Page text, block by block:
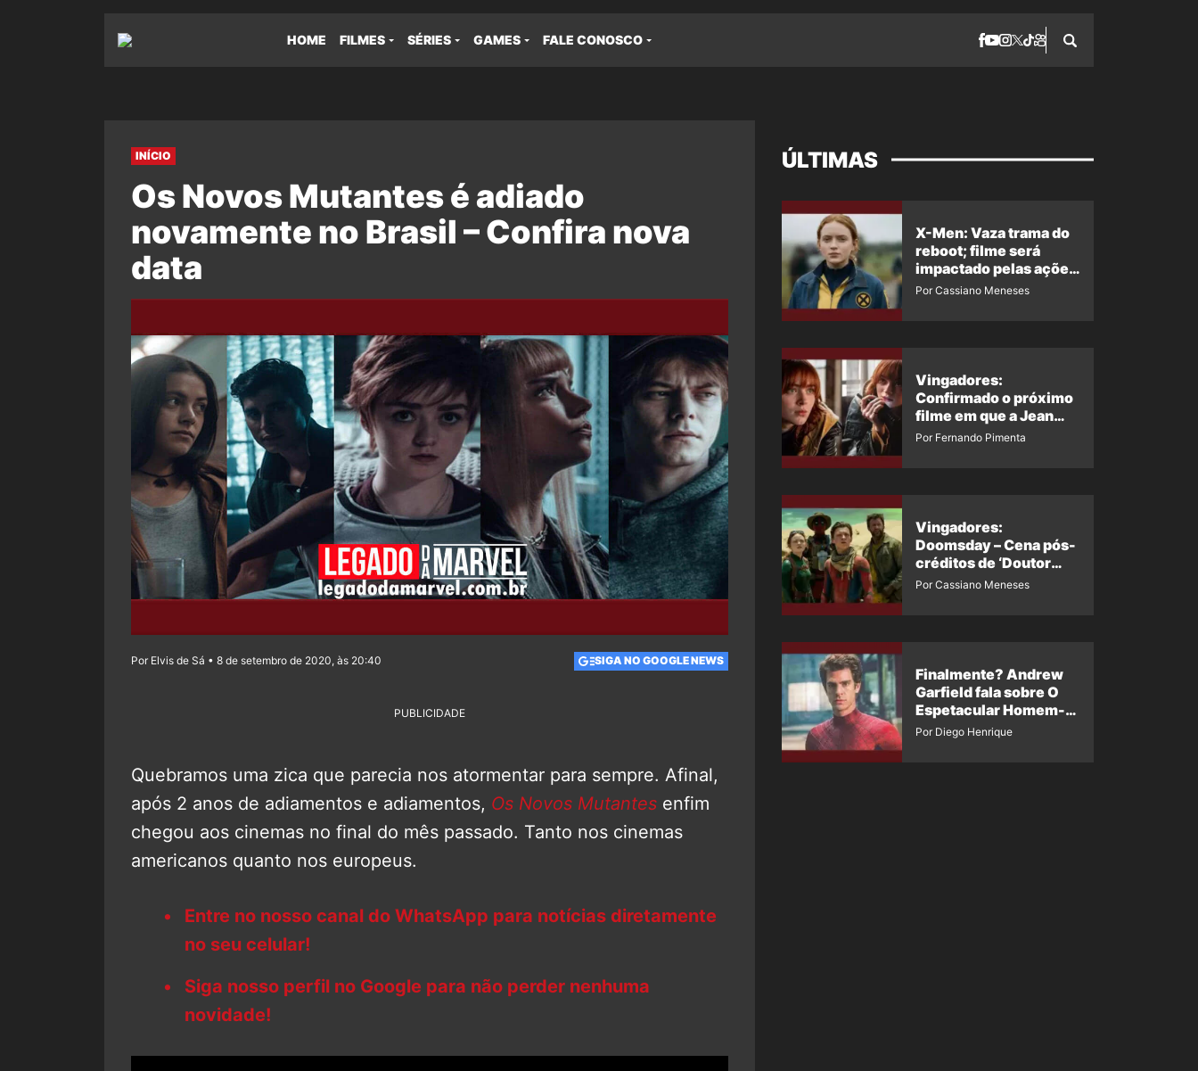
HOME FILMES SÉRIES GAMES FALE CONOSCO
INÍCIO
Os Novos Mutantes é adiado
novamente no Brasil – Confira nova
data
Por Elvis de Sá • 8 de setembro de 2020, às 20:40 SIGA NO GOOGLE NEWS
PUBLICIDADE
Quebramos uma zica que parecia nos atormentar para sempre. Afinal,
após 2 anos de adiamentos e adiamentos, Os Novos Mutantes enfim
chegou aos cinemas no final do mês passado. Tanto nos cinemas
americanos quanto nos europeus.
Entre no nosso canal do WhatsApp para notícias diretamente
no seu celular!
Siga nosso perfil no Google para não perder nenhuma
novidade!
ÚLTIMAS
X-Men: Vaza trama do
reboot; filme será
impactado pelas ações
de Jean Grey em
Por Cassiano Meneses
Vingadores:
Confirmado o próximo
filme em que a Jean
Grey irá aparecer
Por Fernando Pimenta
Vingadores:
Doomsday – Cena pós-
créditos de ‘Doutor
Destino’ é revelada
Por Cassiano Meneses
Finalmente? Andrew
Garfield fala sobre O
Espetacular Homem-
Aranha 3
Por Diego Henrique